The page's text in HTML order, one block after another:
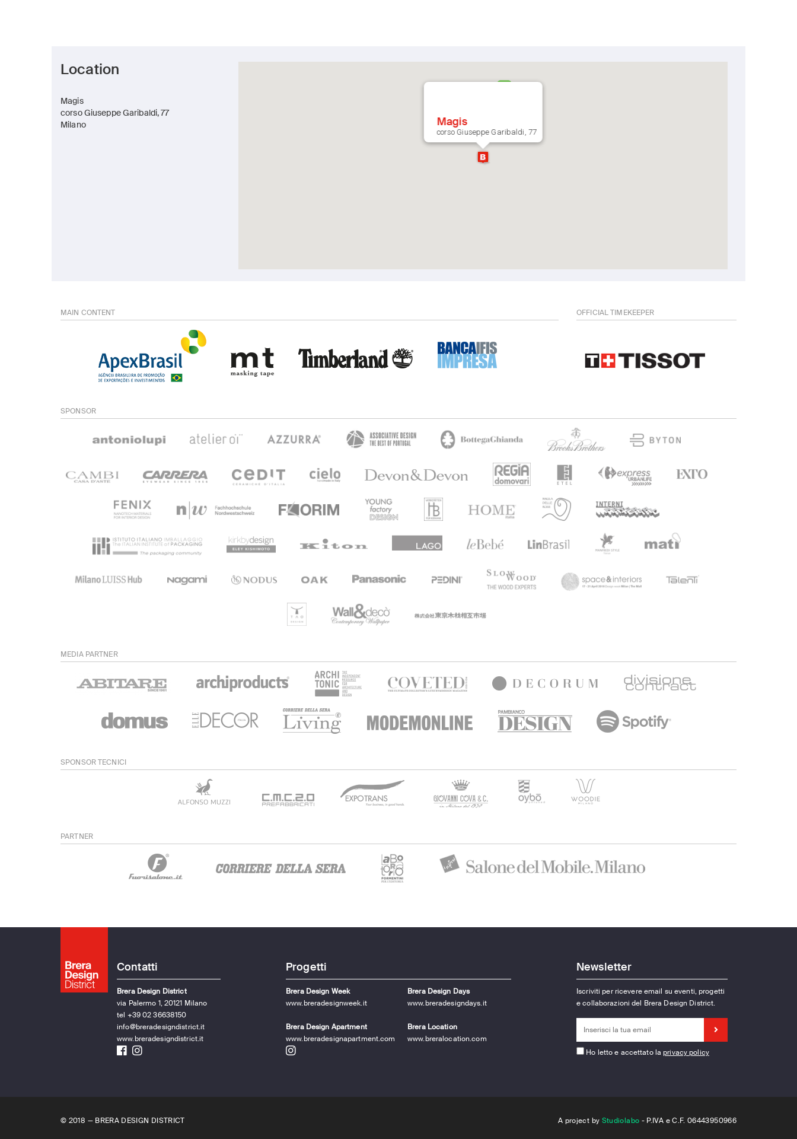
Location
Magis
corso Giuseppe Garibaldi, 77
Milano
Magis
corso Giuseppe Garibaldi, 77
MAIN CONTENT OFFICIAL TIMEKEEPER
SPONSOR
MEDIA PARTNER
SPONSOR TECNICI
PARTNER
Contatti
Brera Design District
via Palermo 1, 20121 Milano
tel +39 02 36638150
info@breradesigndistrict.it
www.breradesigndistrict.it
Progetti
Brera Design Week
www.breradesignweek.it
Brera Design Apartment
www.breradesignapartment.com
Brera Design Days
www.breradesigndays.it
Brera Location
www.breralocation.com
Newsletter
Iscriviti per ricevere email su eventi, progetti
e collaborazioni del Brera Design District.
Ho letto e accettato la privacy policy
© 2018 — BRERA DESIGN DISTRICT A project by Studiolabo - P.IVA e C.F. 06443950966